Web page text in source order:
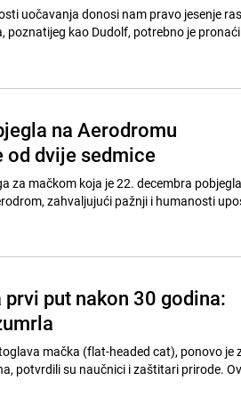
uočavanja donosi nam pravo jesenje
kao Dudolf, potrebno je
na Aerodromu
od dvije sedmice
za mačkom koja je 22. decembra
zahvaljujući pažnji i humanosti
put nakon 30 godina:
mačka (flat-headed cat), ponovo je
potvrdili su naučnici i zaštitari prirode.